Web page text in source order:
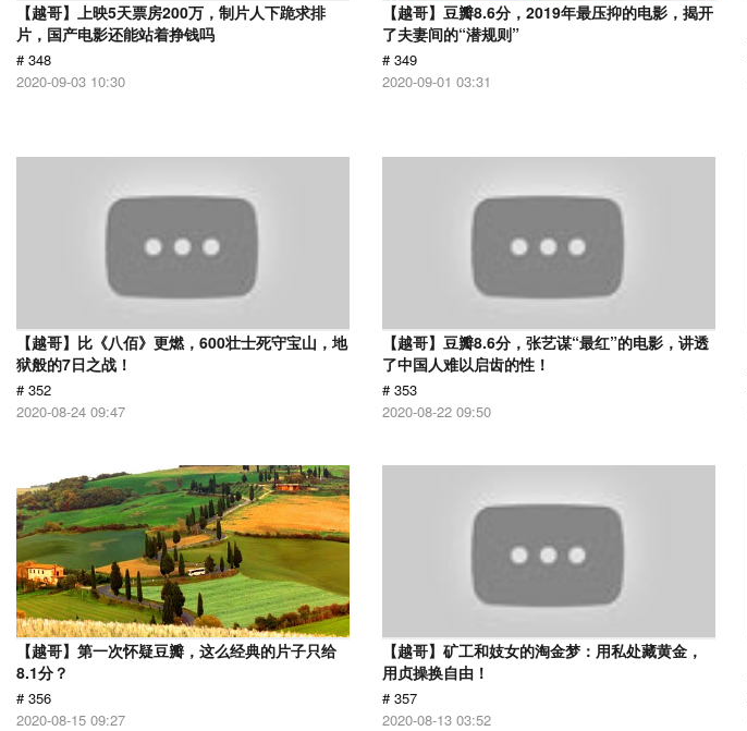
【越哥】上映5天票房200万，制片人下跪求排
片，国产电影还能站着挣钱吗
# 348
2020-09-03 10:30
【越哥】豆瓣8.6分，2019年最压抑的电影，揭开
了夫妻间的“潜规则”
# 349
2020-09-01 03:31
【越哥】比《八佰》更燃，600壮士死守宝山，地
狱般的7日之战！
# 352
2020-08-24 09:47
【越哥】豆瓣8.6分，张艺谋“最红”的电影，讲透
了中国人难以启齿的性！
# 353
2020-08-22 09:50
【越哥】第一次怀疑豆瓣，这么经典的片子只给
8.1分？
# 356
2020-08-15 09:27
【越哥】矿工和妓女的淘金梦：用私处藏黄金，
用贞操换自由！
# 357
2020-08-13 03:52